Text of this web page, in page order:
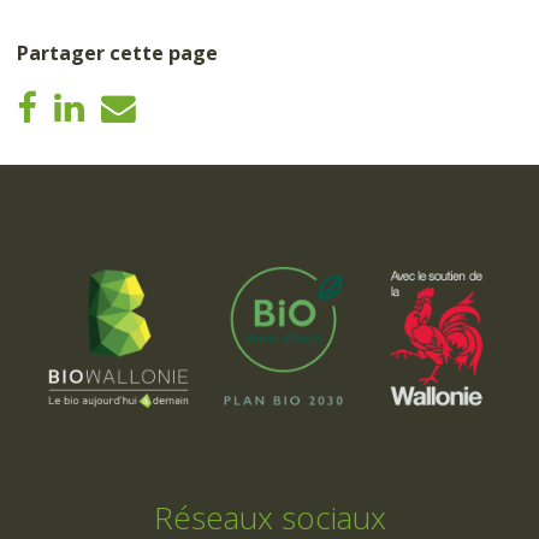
Partager cette page
Réseaux sociaux